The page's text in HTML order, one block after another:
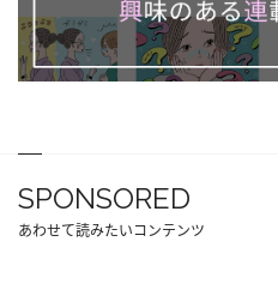
SPONSORED
あわせて読みたいコンテンツ